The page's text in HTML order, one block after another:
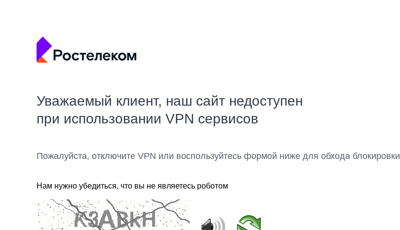
Уважаемый клиент, наш сайт недоступен
при использовании VPN сервисов
Пожалуйста, отключите VPN или воспользуйтесь формой ниже для обхода блокировки
Нам нужно убедиться, что вы не являетесь роботом